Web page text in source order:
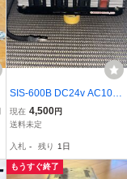
SIS-600B DC24v AC100v
600w
現在 4,500円
送料未定
入札 - 残り 1日
もうすぐ終了